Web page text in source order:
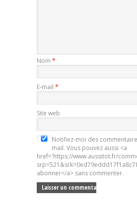
Nom *
E-mail *
Site web
Notifiez-moi des
mail. Vous pouvez aussi <a
href='https://www.aussitot.fr/
abonner</a> sans commenter.